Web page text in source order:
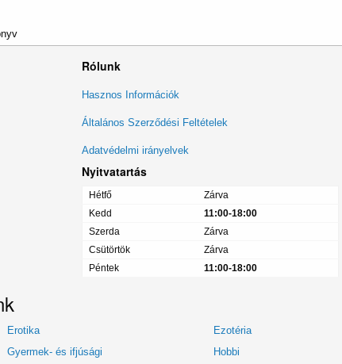
Rólunk
Lábléc
menü
Hasznos Információk
Általános Szerződési Feltételek
Adatvédelmi irányelvek
Nyitvatartás
Hétfő
Zárva
Kedd
11:00-18:00
Szerda
Zárva
Csütörtök
Zárva
Péntek
11:00-18:00
Erotika Ezotéria
Gyermek- és ifjúsági Hobbi